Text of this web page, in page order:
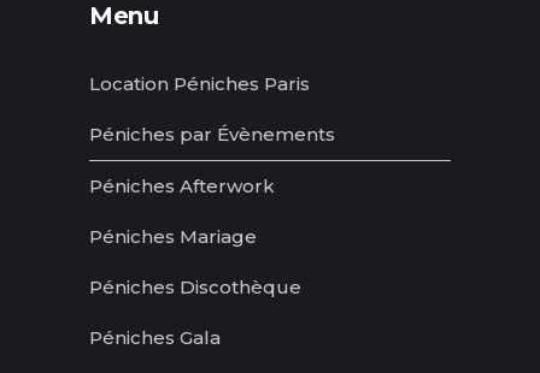
Menu
Location Péniches Paris
Péniches par Évènements
Péniches Afterwork
Péniches Mariage
Péniches Discothèque
Péniches Gala